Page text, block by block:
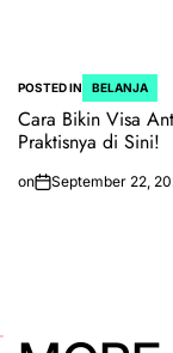
POSTED IN BELANJA
Cara Bikin Visa
Praktisnya di Sini!
on September 22,